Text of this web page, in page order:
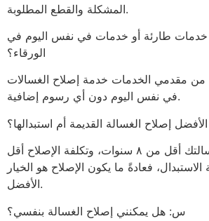
المشكلة والقطع المطلوبة.
طارئة أو خدمات في نفس اليوم في
الورقاء؟
من مقدمي الخدمات خدمة إصلاح الغسالات
في نفس اليوم دون أي رسوم إضافية.
إصلاح الغسالة القديمة أم استبدالها؟
ج: إذا كان عمر غسالتك أقل من ٨ سنوات، وتكلفة الإصلاح أقل
الاستبدال، فعادةً ما يكون الإصلاح هو الخيار
الأفضل.
س: هل يمكنني إصلاح الغسالة بنفسي؟